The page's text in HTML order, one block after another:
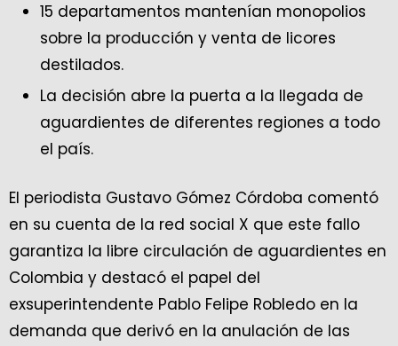
15 departamentos mantenían monopolios
sobre la producción y venta de licores
destilados.
La decisión abre la puerta a la llegada de
aguardientes de diferentes regiones a todo
el país.
El periodista Gustavo Gómez Córdoba comentó
en su cuenta de la red social X que este fallo
garantiza la libre circulación de aguardientes en
Colombia y destacó el papel del
exsuperintendente Pablo Felipe Robledo en la
demanda que derivó en la anulación de las